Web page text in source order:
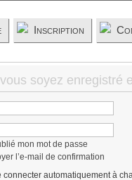
Inscription
soyez enregistré
mon mot de passe
l’e-mail de confirmation
connecter automatiquement à